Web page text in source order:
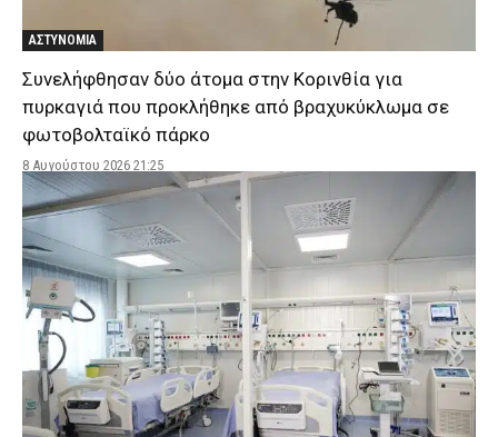
ΑΣΤΥΝΟΜΙΑ
Συνελήφθησαν δύο άτομα στην Κορινθία για
πυρκαγιά που προκλήθηκε από βραχυκύκλωμα σε
φωτοβολταϊκό πάρκο
8 Αυγούστου 2026 21:25